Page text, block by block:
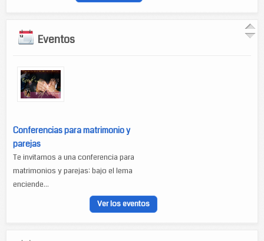
Eventos
Conferencias para matrimonio y
parejas
Te invitamos a una conferencia para
matrimonios y parejas: bajo el lema
enciende...
Ver los eventos